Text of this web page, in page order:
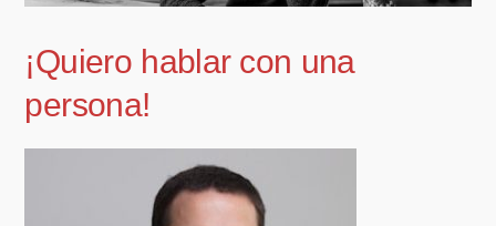
¡Quiero hablar con una
persona!